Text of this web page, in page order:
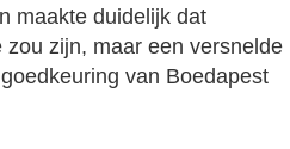
maakte duidelijk dat
zijn, maar een versnelde
van Boedapest